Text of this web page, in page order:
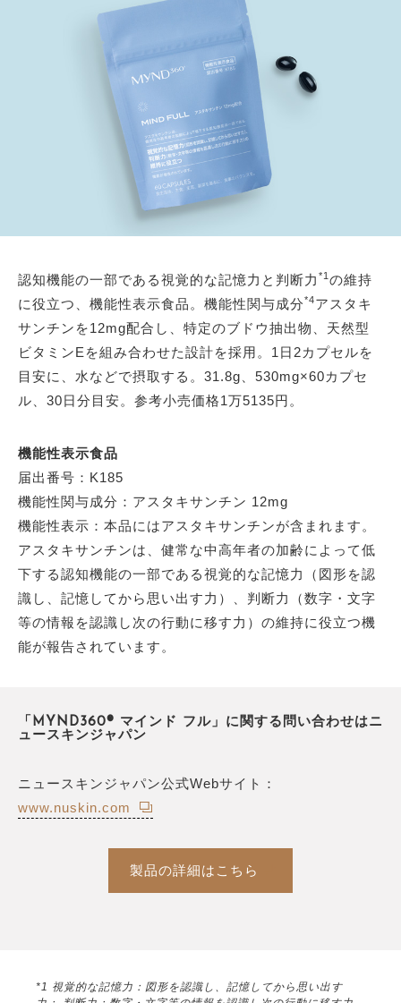
認知機能の一部である視覚的な記憶力と判断力 *1 の維持
に役立つ、機能性表示食品。機能性関与成分*4アスタキ
サンチンを12mg配合し、特定のブドウ抽出物、天然型
ビタミンEを組み合わせた設計を採用。1日2カプセルを
目安に、水などで摂取する。31.8g、530mg×60カプセ
ル、30日分目安。参考小売価格1万5135円。
機能性表示食品
届出番号：K185
機能性関与成分：アスタキサンチン 12mg
機能性表示：本品にはアスタキサンチンが含まれます。
アスタキサンチンは、健常な中高年者の加齢によって低
下する認知機能の一部である視覚的な記憶力（図形を認
識し、記憶してから思い出す力）、判断力（数字・文字
等の情報を認識し次の行動に移す力）の維持に役立つ機
能が報告されています。
「MYND360® マインド フル」に関する問い合わせはニ
ュースキンジャパン
ニュースキンジャパン公式Webサイト：
www.nuskin.com
製品の詳細はこちら
*1 視覚的な記憶力：図形を認識し、記憶してから思い出す